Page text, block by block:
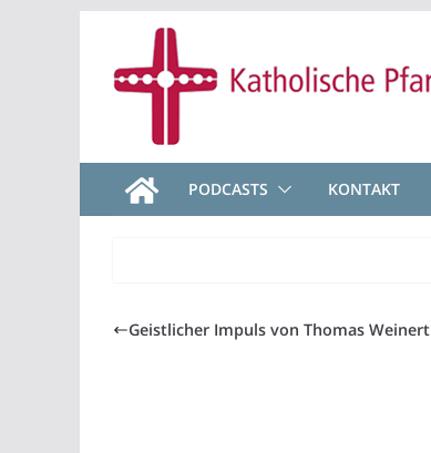
springen
PODCASTS KONTAKT
Geistlicher Impuls von Thomas Weinert